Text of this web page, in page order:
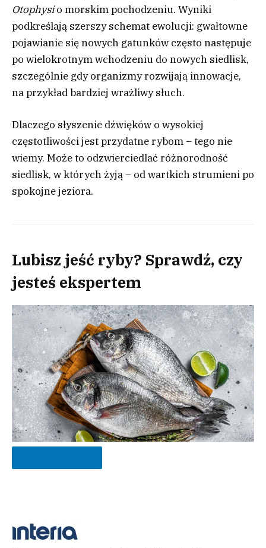
Otophysio morskim pochodzeniu. Wyniki
podkreślają szerszy schemat ewolucji: gwałtowne
pojawianie się nowych gatunków często następuje
po wielokrotnym wchodzeniu do nowych siedlisk,
szczególnie gdy organizmy rozwijają innowacje,
na przykład bardziej wrażliwy słuch.
Dlaczego słyszenie dźwięków o wysokiej
częstotliwości jest przydatne rybom – tego nie
wiemy. Może to odzwierciedlać różnorodność
siedlisk, w których żyją – od wartkich strumieni po
spokojne jeziora.
Lubisz jeść ryby? Sprawdź, czy
jesteś ekspertem
ROZPOCZNIJ QUIZ